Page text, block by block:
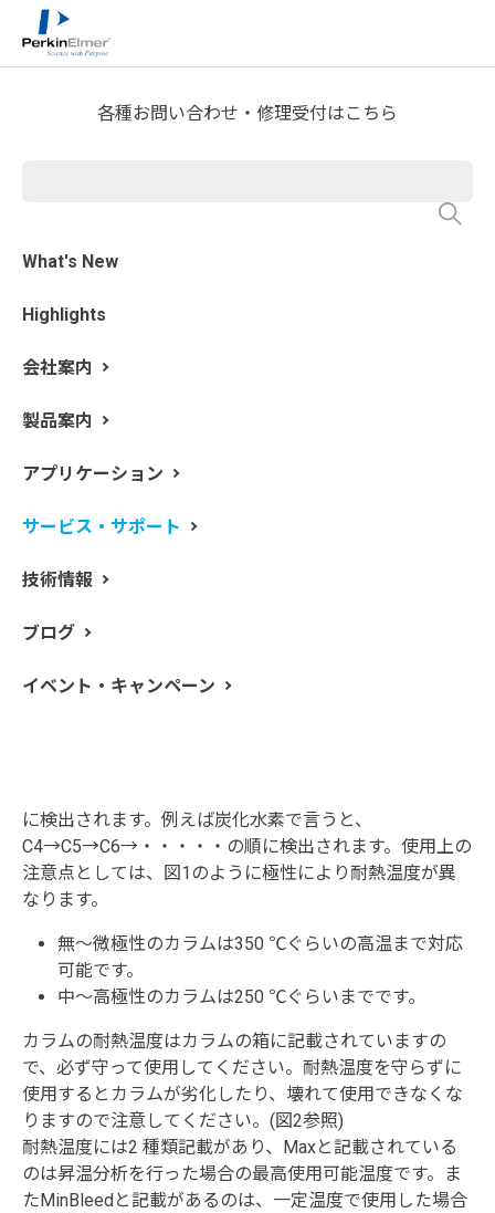
各種お問い合わせ・修理受付はこちら
What's New
Highlights
会社案内
製品案内
アプリケーション
サービス・サポート
技術情報
ブログ
イベント・キャンペーン
ホーム
分析屋さんが言いたがらない 分析のテクニックあれこ
れ
カラムの固定相にはどんな種
類があってどう選ぶの？
ガスクロマトグラフのカラムの固定相は多種多様ですの
めますね。
まずキャピラリーカラムについてです。
類による極性の違いです。極性の種類は図1のように無極
す。そして選び方としては以下のようになります。
く保持される＝無極性の物質は無極性のカラムが向
極性の強い液相に対して、極性の強い成分はより長
に検出されます。例えば炭化水素で言うと、
C4→C5→C6→・・・・・の順に検出されます。使用上の
注意点としては、図1のように極性により耐熱温度が異
なります。
無～微極性のカラムは350 ℃ぐらいの高温まで対応
可能です。
中～高極性のカラムは250 ℃ぐらいまでです。
カラムの耐熱温度はカラムの箱に記載されていますの
で、必ず守って使用してください。耐熱温度を守らずに
使用するとカラムが劣化したり、壊れて使用できなくな
りますので注意してください。(図2参照)
耐熱温度には2 種類記載があり、Maxと記載されている
のは昇温分析を行った場合の最高使用可能温度です。ま
たMinBleedと記載があるのは、一定温度で使用した場合